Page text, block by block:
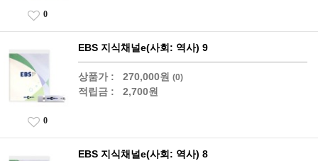
0
EBS 지식채널e(사회: 역사) 9
상품가 : 270,000원 (0)
적립금 : 2,700원
0
EBS 지식채널e(사회: 역사) 8